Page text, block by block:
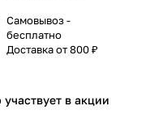
Самовывоз -
бесплатно
Доставка от 800 ₽
участвует в акции